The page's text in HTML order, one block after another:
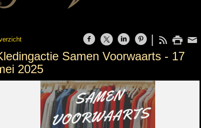
Samen Voorwaarts - 17
2025